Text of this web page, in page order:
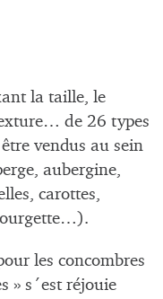
la taille, le
de 26 types
vendus au sein
aubergine,
carottes,
les concombres
» s´est réjouie